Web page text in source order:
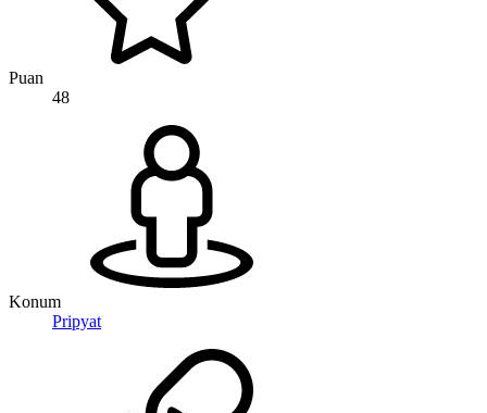
Puan
48
Konum
Pripyat